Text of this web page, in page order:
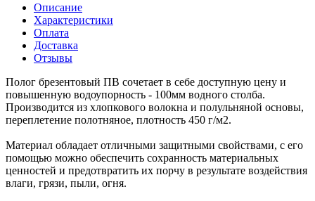
Описание
Характеристики
Оплата
Доставка
Отзывы
Полог брезентовый ПВ сочетает в себе доступную цену и
повышенную водоупорность - 100мм водного столба.
Производится из хлопкового волокна и полульняной основы,
переплетение полотняное, плотность 450 г/м2.
Материал обладает отличными защитными свойствами, с его
помощью можно обеспечить сохранность материальных
ценностей и предотвратить их порчу в результате воздействия
влаги, грязи, пыли, огня.